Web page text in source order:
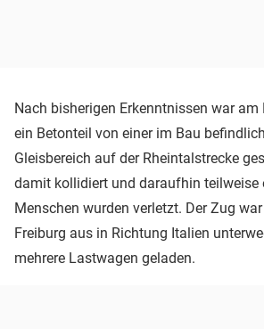
Nach bisherigen Erkenntnissen war am
ein Betonteil von einer im Bau
Gleisbereich auf der Rheintalstrecke
damit kollidiert und daraufhin teilweise
Menschen wurden verletzt. Der Zug
Freiburg aus in Richtung Italien
mehrere Lastwagen geladen.